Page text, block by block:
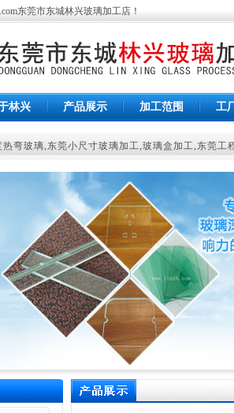
东莞市东城林兴玻璃加工店 ！
林兴 产品展示 加工范围 工
热弯玻璃,东莞小尺寸玻璃加工,玻璃盒加工,东莞工